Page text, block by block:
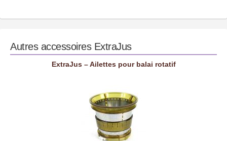
Autres accessoires ExtraJus
ExtraJus – Ailettes pour balai rotatif